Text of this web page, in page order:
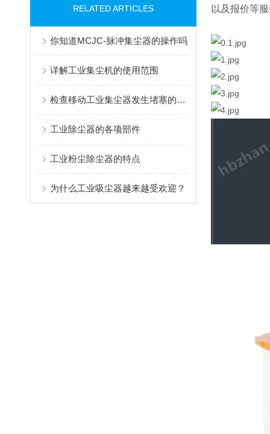
RELATED ARTICLES
你知道MCJC-脉冲集尘器的操作吗
详解工业集尘机的使用范围
检查移动工业集尘器发生堵塞的方法介绍
工业除尘器的各项部件
工业粉尘除尘器的特点
为什么工业吸尘器越来越受欢迎？
以及报价等